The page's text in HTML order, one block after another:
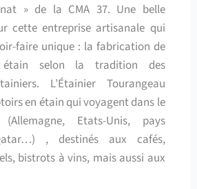
» de la CMA 37. Une belle
cette entreprise artisanale qui
faire unique : la fabrication de
selon la tradition des
L’Étainier Tourangeau
en étain qui voyagent dans le
Etats-Unis, pays
, destinés aux cafés,
bistrots à vins, mais aussi aux